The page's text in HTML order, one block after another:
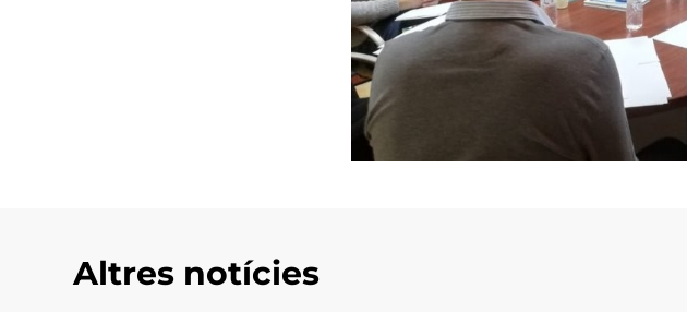
Altres notícies